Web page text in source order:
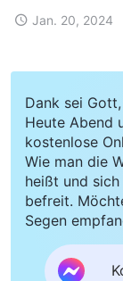
Jan. 20, 2024
Dank sei
Heute Abend
kostenlose
Wie man die
heißt und
befreit.
Segen